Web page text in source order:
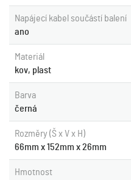
Napájecí kabel součástí balení
ano
Materiál
kov, plast
Barva
černá
Rozměry (Š x V x H)
66mm x 152mm x 26mm
Hmotnost